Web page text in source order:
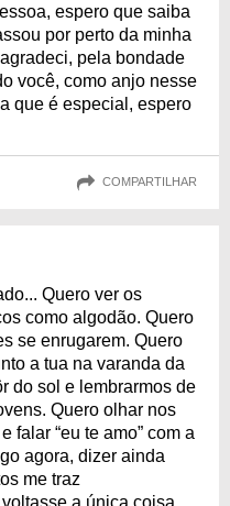
espero que saiba
por perto da minha
pela bondade
você, como anjo nesse
que é especial, espero
COMPARTILHAR
Quero ver os
como algodão. Quero
se enrugarem. Quero
a tua na varanda da
do sol e lembrarmos de
Quero olhar nos
falar “eu te amo” com a
agora, dizer ainda
me traz
a única coisa